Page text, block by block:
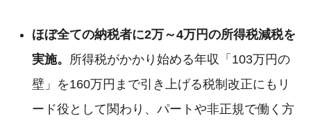
ほぼ全ての納税者に2万～4万円の所得税減税を
実施。 所得税がかかり始める年収「103万円の
壁」を160万円まで引き上げる税制改正にもリ
ード役として関わり、パートや非正規で働く方